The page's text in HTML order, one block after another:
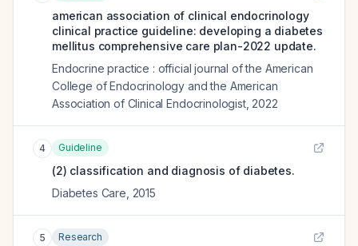
american association of clinical endocrinology
clinical practice guideline: developing a diabetes
mellitus comprehensive care plan-2022 update.
Endocrine practice : official journal of the American
College of Endocrinology and the American
Association of Clinical Endocrinologist, 2022
4 Guideline
(2) classification and diagnosis of diabetes.
Diabetes Care 2015
5 Research